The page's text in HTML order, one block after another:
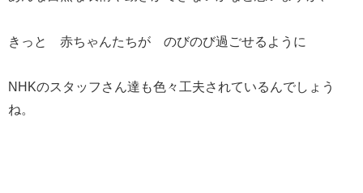
きっと 赤ちゃんたちが のびのび過ごせるように
NHKのスタッフさん達も色々工夫されているんでしょう
ね。